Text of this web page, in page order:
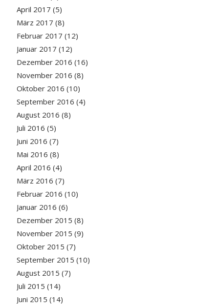
April 2017 (5)
März 2017 (8)
Februar 2017 (12)
Januar 2017 (12)
Dezember 2016 (16)
November 2016 (8)
Oktober 2016 (10)
September 2016 (4)
August 2016 (8)
Juli 2016 (5)
Juni 2016 (7)
Mai 2016 (8)
April 2016 (4)
März 2016 (7)
Februar 2016 (10)
Januar 2016 (6)
Dezember 2015 (8)
November 2015 (9)
Oktober 2015 (7)
September 2015 (10)
August 2015 (7)
Juli 2015 (14)
Juni 2015 (14)